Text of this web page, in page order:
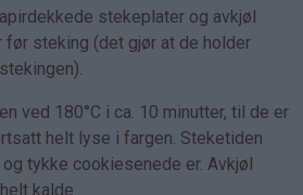
stekeplater og avkjøl
før steking (det gjør at de holder
ved 180°C i ca. 10 minutter, til de er
helt lyse i fargen. Steketiden
tykke cookiesenede er. Avkjøl
kalde.